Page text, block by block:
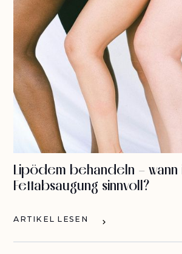
Lipödem behandeln – wann
Fettabsaugung sinnvoll?
ARTIKEL LESEN